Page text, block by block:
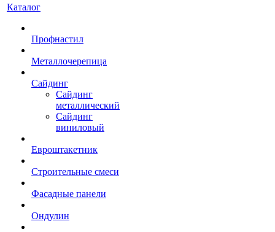
Каталог
Профнастил
Металлочерепица
Сайдинг
Сайдинг
металлический
Сайдинг
виниловый
Евроштакетник
Строительные смеси
Фасадные панели
Ондулин